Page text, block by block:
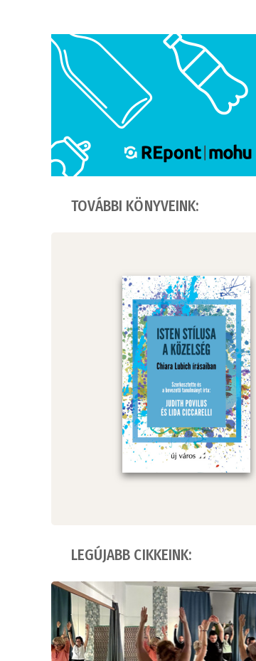
TOVÁBBI KÖNYVEINK:
LEGÚJABB CIKKEINK: